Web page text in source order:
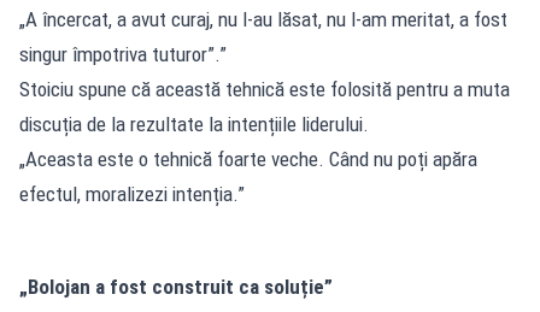
„A încercat, a avut curaj, nu l-au lăsat, nu l-am meritat, a fost
singur împotriva tuturor”.”
Stoiciu spune că această tehnică este folosită pentru a muta
discuția de la rezultate la intențiile liderului.
„Aceasta este o tehnică foarte veche. Când nu poți apăra
efectul, moralizezi intenția.”
„Bolojan a fost construit ca soluție”